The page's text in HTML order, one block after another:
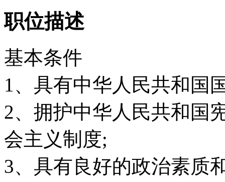
职位描述
基本条件
1、具有中华人民共和国
2、拥护中华人民共和国
会主义制度;
3、具有良好的政治素质